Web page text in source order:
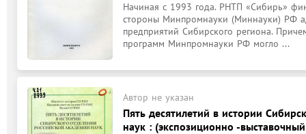
Начиная с 1993 года. РНТП «Сибирь»
стороны Минпромнауки (Миннауки) РФ
предприятий Сибирского региона.
программ Минпромнауки РФ могло ...
Автор не указан
Пять десятилетий в истории
наук : (экспозиционно -